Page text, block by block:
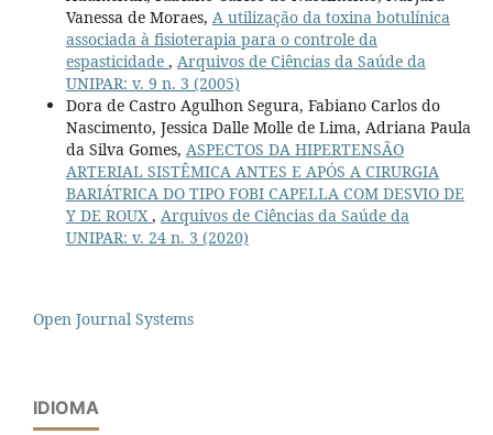
Vanessa de Moraes, A utilização da toxina botulínica
associada à fisioterapia para o controle da
espasticidade , Arquivos de Ciências da Saúde da
UNIPAR: v. 9 n. 3 (2005)
Dora de Castro Agulhon Segura, Fabiano Carlos do
Nascimento, Jessica Dalle Molle de Lima, Adriana Paula
da Silva Gomes, ASPECTOS DA HIPERTENSÃO
ARTERIAL SISTÊMICA ANTES E APÓS A CIRURGIA
BARIÁTRICA DO TIPO FOBI CAPELLA COM DESVIO DE
Y DE ROUX , Arquivos de Ciências da Saúde da
UNIPAR: v. 24 n. 3 (2020)
Open Journal Systems
IDIOMA